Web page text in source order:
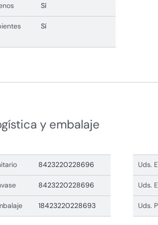
Sí
Sí
y embalaje
8423220228696
8423220228696
18423220228693
Uds.
Uds.
Uds.